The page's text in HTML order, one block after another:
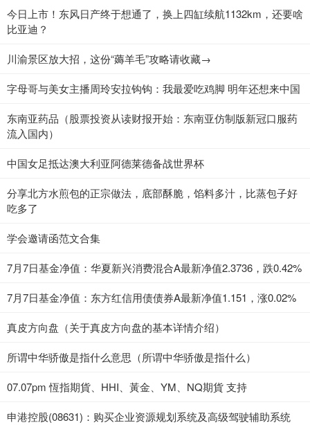
今日上市！东风日产终于想通了，换上四缸续航1132km，还要啥
比亚迪？
川渝景区放大招，这份“薅羊毛”攻略请收藏→
字母哥与美女主播周玲安拉钩钩：我最爱吃鸡脚 明年还想来中国
东南亚药品（股票投资从读财报开始：东南亚仿制版新冠口服药
流入国内）
中国女足抵达澳大利亚阿德莱德备战世界杯
分享北方水煎包的正宗做法，底部酥脆，馅料多汁，比蒸包子好
吃多了
学会邀请函范文合集
7月7日基金净值：华夏新兴消费混合A最新净值2.3736，跌0.42%
7月7日基金净值：东方红信用债债券A最新净值1.151，涨0.02%
真皮方向盘（关于真皮方向盘的基本详情介绍）
所谓中华骄傲是指什么意思（所谓中华骄傲是指什么）
07.07pm 恆指期貨、HHI、黃金、YM、NQ期貨 支持
申港控股(08631)：购买企业资源规划系统及高级驾驶辅助系统